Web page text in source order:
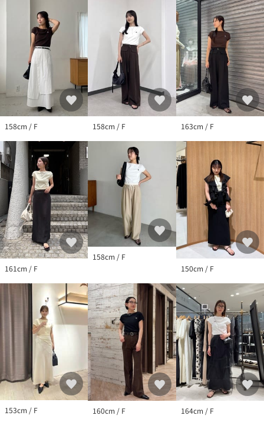
▼洗濯方法
液温は30℃を限度とし、洗濯機で非常に弱い洗濯ができる
※洗濯ネットを使用してください。
※濃色製品は、色移りすることがありますので、他の物と分けて
洗濯してください。
※洗濯により若干の縮みが生じる場合があります。
※アイロンの際は、刺繍部分には当てないでください。
※アイロンの際は、当て布をしてください。
※撮影場所やお使いのモニター環境により若干お色味が異なる場
合がございます。
特にロケの撮影では明るく見える傾向にございます。
※商品はサンプルで撮影をしております。若干の仕様が変更にな
る場合がございますので予めご了承の上ご注文くださいますよう
お願いいたします。
※濃色製品は、色移りすることがありますので、他の物と分けて
洗濯してください。
▼商品のお気に入り登録
完売カラーの再入荷通知や、ラスト1点の通知、セールの通知も受
け取ることができます。
▼ブランドのお気に入り登録
新商品や再入荷など、いち早くブランドのお得な情報を受け取る
ことができます。
158cm / F 158cm / F 163cm / F
161cm / F
158cm / F
150cm / F
153cm / F 160cm / F 164cm / F